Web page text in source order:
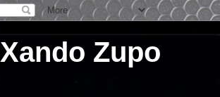
Xando Zupo